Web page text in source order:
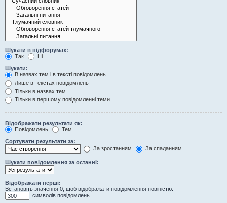
Шукати в підфорумах:
Так
Ні
Шукати:
В назвах тем і в тексті повідомлень
Лише в текстах повідомлень
Тільки в назвах тем
Тільки в першому повідомленні теми
Відображати результати як:
Повідомлень
Тем
Сортувати результати за:
За зростанням
За спаданням
Шукати повідомлення за останні:
Відображати перші:
Встановіть значення 0, щоб відображати повідомлення повіністю.
символів повідомлень